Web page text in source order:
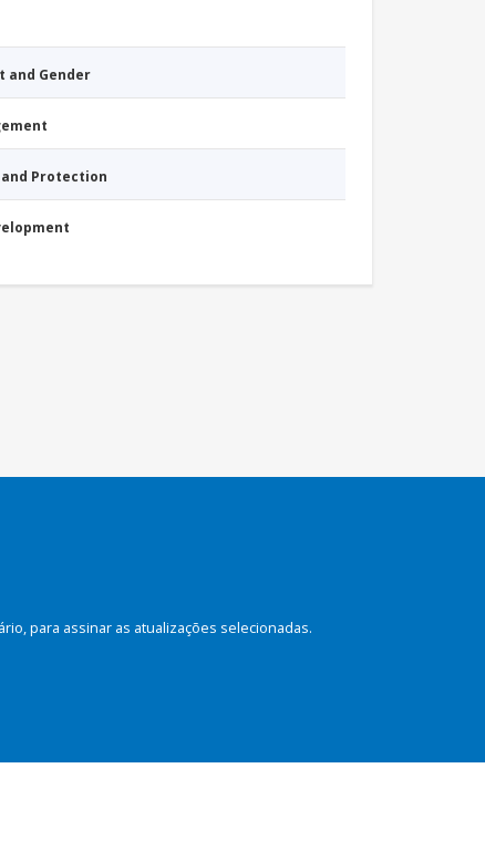
and Gender
and Protection
para assinar as atualizações selecionadas.